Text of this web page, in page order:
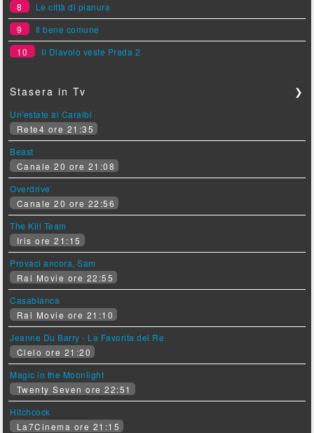
8
Le città di pianura
9
Il bene comune
10
Il Diavolo veste Prada 2
Stasera in Tv ❯
Un'estate ai Caraibi
Rete4 ore 21:35
Beast
Canale 20 ore 21:08
Overdrive
Canale 20 ore 22:56
The Kill Team
Iris ore 21:15
Provaci ancora, Sam
Rai Movie ore 22:55
Casablanca
Rai Movie ore 21:10
Jeanne Du Barry - La Favorita del Re
Cielo ore 21:20
Magic in the Moonlight
Twenty Seven ore 22:51
Hitchcock
La7Cinema ore 21:15